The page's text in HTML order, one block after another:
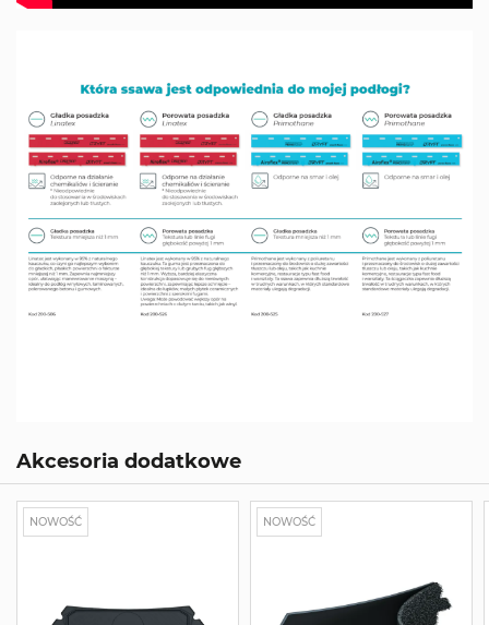
Akcesoria dodatkowe
NOWOŚĆ NOWOŚĆ